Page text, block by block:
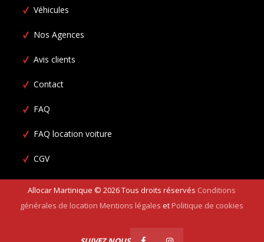
Véhicules
Nos Agences
Avis clients
Contact
FAQ
FAQ location voiture
CGV
Allocar Martinique ©2026Tous droits réservés Conditions
générales de location Mentions légales et Politique de cookies